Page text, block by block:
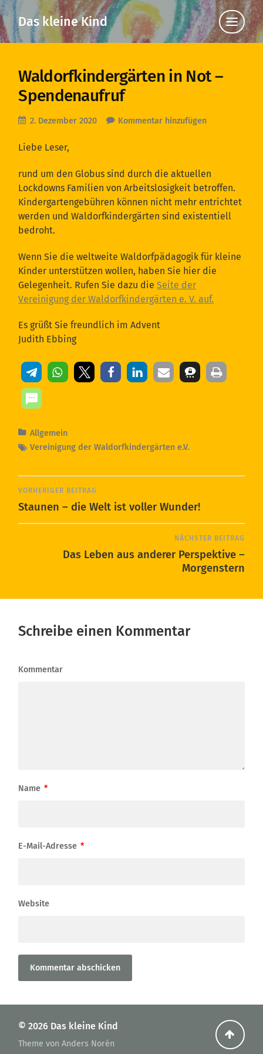
Das kleine Kind
Klicke
hier,
um
Waldorfkindergärten in Not –
Spendenaufruf
2. Dezember 2020 Kommentar hinzufügen
Liebe Leser,
rund um den Globus sind durch die aktuellen
Lockdowns Familien von Arbeitslosigkeit betroffen.
Kindergartengebühren können nicht mehr entrichtet
werden und Waldorfkindergärten sind existentiell
bedroht.
Wenn Sie die weltweite Waldorfpädagogik für kleine
Kinder unterstützen wollen, haben Sie hier die
Gelegenheit. Rufen Sie dazu dieSeite der
Vereinigung der Waldorfkindergärten e. V. auf.
Es grüßt Sie freundlich im Advent
Judith Ebbing
Allgemein
Vereinigung der Waldorfkindergärten e.V.
VORHERIGER BEITRAG
Staunen – die Welt ist voller Wunder!
NÄCHSTER BEITRAG
Das Leben aus anderer Perspektive –
Morgenstern
Schreibe einen Kommentar
Kommentar
Name *
E-Mail-Adresse *
Website
© 2026 Das kleine Kind
Theme vonAnders Norén
nach